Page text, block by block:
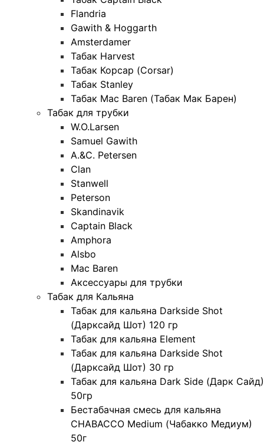
Flandria
Gawith & Hoggarth
Amsterdamer
Табак Harvest
Табак Корсар (Corsar)
Табак Stanley
Табак Mac Baren (Табак Мак Барен)
Табак для трубки
W.O.Larsen
Samuel Gawith
A.&C. Petersen
Clan
Stanwell
Peterson
Skandinavik
Captain Black
Amphora
Alsbo
Mac Baren
Аксессуары для трубки
Табак для Кальяна
Табак для кальяна Darkside Shot
(Дарксайд Шот) 120 гр
Табак для кальяна Element
Табак для кальяна Darkside Shot
(Дарксайд Шот) 30 гр
Табак для кальяна Dark Side (Дарк Сайд)
50гр
Бестабачная смесь для кальяна
CHABACCO Medium (Чабакко Медиум)
50г